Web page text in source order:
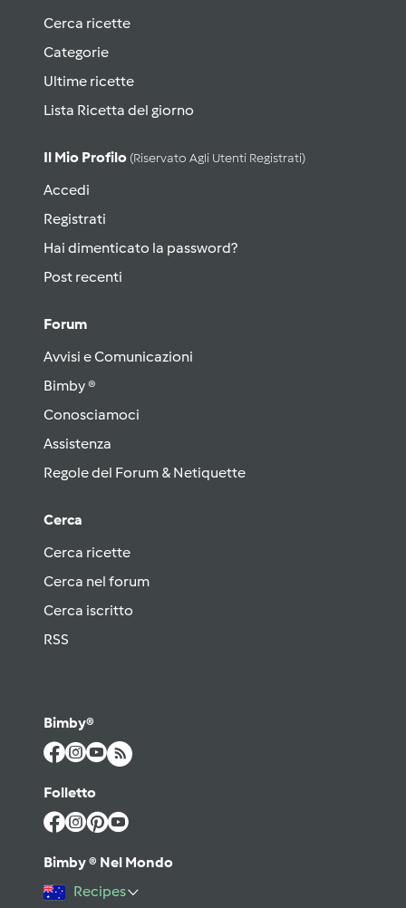
Cerca ricette
Categorie
Ultime ricette
Lista Ricetta del giorno
Il Mio Profilo (riservato Agli Utenti Registrati)
Accedi
Registrati
Hai dimenticato la password?
Post recenti
Forum
Avvisi e Comunicazioni
Bimby ®
Conosciamoci
Assistenza
Regole del Forum & Netiquette
Cerca
Cerca ricette
Cerca nel forum
Cerca iscritto
RSS
Bimby®
Folletto
Bimby ® Nel Mondo
Recipes